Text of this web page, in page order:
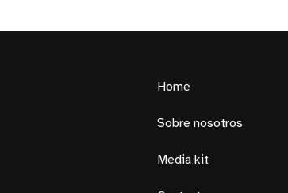
Home
Sobre nosotros
Media kit